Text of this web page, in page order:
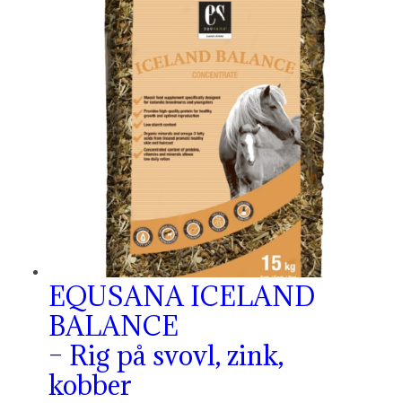
EQUSANA ICELAND
BALANCE
– Rig på svovl, zink,
kobber